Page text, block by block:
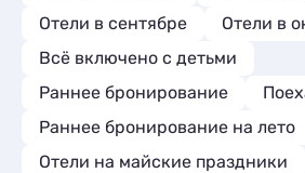
Отели в сентябре
Отели в
Всё включено с детьми
Раннее бронирование
Раннее бронирование на лето
Отели на майские праздники